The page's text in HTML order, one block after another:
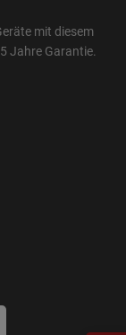
mit diesem
5 Jahre Garantie.